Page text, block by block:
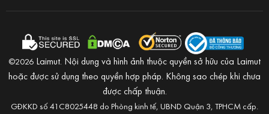
©2026 Laimut. Nội dung và hình ảnh thuộc quyền sở hữu của Laimut
hoặc được sử dụng theo quyền hợp pháp. Không sao chép khi chưa
được chấp thuận.
GĐKKD số 41C8025448 do Phòng kinh tế, UBND Quận 3, TPHCM cấp.